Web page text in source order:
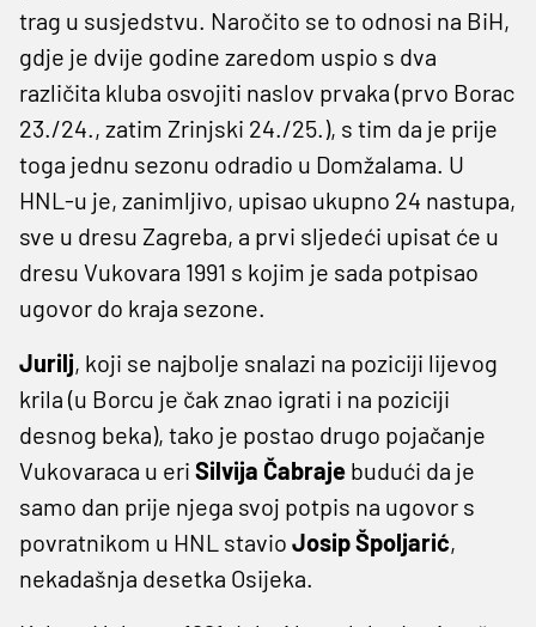
trag u susjedstvu. Naročito se to odnosi na BiH,
gdje je dvije godine zaredom uspio s dva
različita kluba osvojiti naslov prvaka (prvo Borac
23./24., zatim Zrinjski 24./25.), s tim da je prije
toga jednu sezonu odradio u Domžalama. U
HNL-u je, zanimljivo, upisao ukupno 24 nastupa,
sve u dresu Zagreba, a prvi sljedeći upisat će u
dresu Vukovara 1991 s kojim je sada potpisao
ugovor do kraja sezone.
Jurilj, koji se najbolje snalazi na poziciji lijevog
krila (u Borcu je čak znao igrati i na poziciji
desnog beka), tako je postao drugo pojačanje
Vukovaraca u eri Silvija Čabraje budući da je
samo dan prije njega svoj potpis na ugovor s
povratnikom u HNL stavio Josip Špoljarić,
nekadašnja desetka Osijeka.